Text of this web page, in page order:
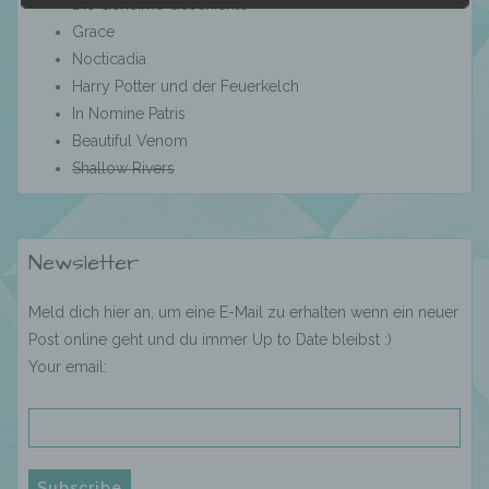
Grace
Nocticadia
Harry Potter und der Feuerkelch
In Nomine Patris
Beautiful Venom
Shallow Rivers
Newsletter
Meld dich hier an, um eine E-Mail zu erhalten wenn ein neuer
Post online geht und du immer Up to Date bleibst :)
Your email:
Betroffene Person ist jede identifizierte oder
identifizierbare natürliche Person, deren
c) Verarbeitung
Verarbeitung ist jeder mit oder ohne Hilfe
Vorgang oder jede solche Vorgangsreihe im
Organisation, das Ordnen, die Speicherung,